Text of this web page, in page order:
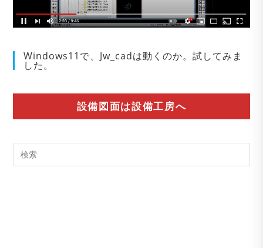
Windows11で、Jw_cadは動くのか。試してみま
した。
設備図面は設備工房へ